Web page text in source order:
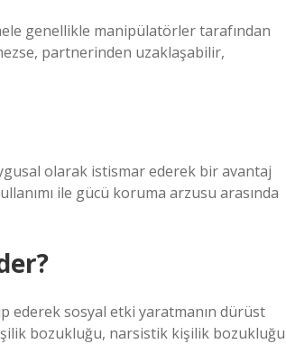
genellikle manipülatörler tarafından
partnerinden uzaklaşabilir,
olarak istismar ederek bir avantaj
ile gücü koruma arzusu arasında
ederek sosyal etki yaratmanın dürüst
bozukluğu, narsistik kişilik bozukluğu